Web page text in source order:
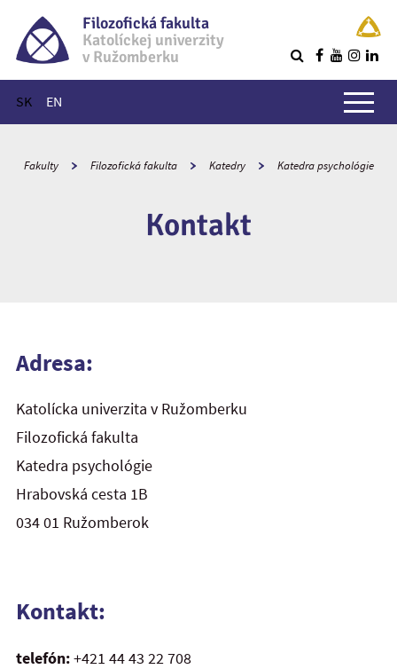
Filozofická fakulta
Katolíckej univerzity
v Ružomberku
SK EN
Hlavné menu
Fakulty Filozofická fakulta Katedry Katedra psychológie
Kontakt
Adresa:
Katolícka univerzita v Ružomberku
Filozofická fakulta
Katedra psychológie
Hrabovská cesta 1B
034 01 Ružomberok
Kontakt:
telefón:+421 44 43 22 708